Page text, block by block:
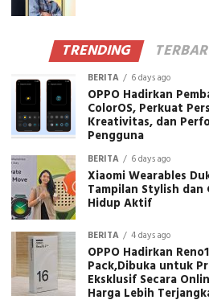
TRENDING
BERITA 6 days ago
OPPO Hadirkan
ColorOS, Perkuat
Kreativitas, dan
Pengguna
BERITA 6 days ago
Xiaomi Wearables
Tampilan Stylish dan
Hidup Aktif
BERITA 4 days ago
OPPO Hadirkan
Pack,Dibuka untuk
Eksklusif Secara
Harga Lebih